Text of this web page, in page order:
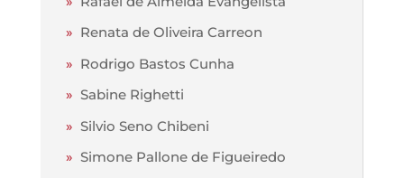
» Renata de Oliveira Carreon
» Rodrigo Bastos Cunha
» Sabine Righetti
» Silvio Seno Chibeni
» Simone Pallone de Figueiredo